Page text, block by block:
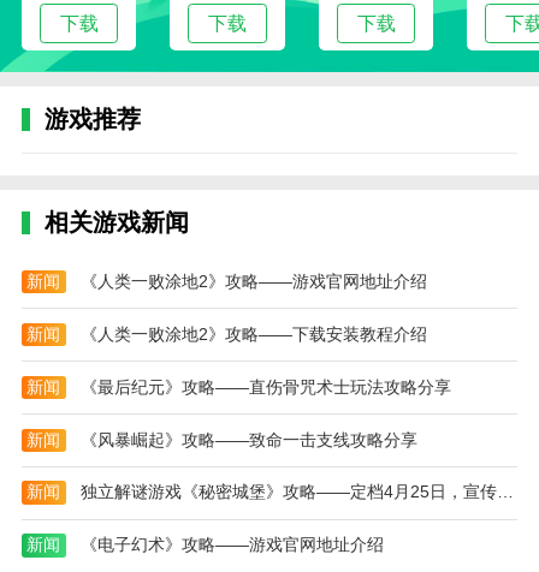
2、多样化订单挑战：每一位顾客都有独特要求，
鼓励宝宝仔细观察并灵活应对；
励星星，激励孩子积极探索更多食谱；
宝宝厨房做披萨游戏测评
宝宝厨房做披萨游戏以其温馨的画面风格和趣味化
的操作流程，深受家长和小朋友喜爱。游戏通过模拟披
萨制作过程，培养宝宝的动手能力和创意表达能力。丰
富的食材与个性化搭配让孩子在动脑筋的同时提升美感
与逻辑思维。任务系统设置恰到好处，既具有挑战性又
不失趣味性，非常适合低龄儿童作为早教游戏来使用。
如果你正在寻找一款适合孩子的厨房类游戏，那么宝宝
厨房做披萨游戏绝对是不容错过的优质之选。
本站为您提供宝宝厨房做披萨的 手机游戏 ，欢迎
大家记住本站网址，本站是您下载安卓手游app最好的
下载 下载 下载 下
游戏推荐
相关游戏新闻
新闻 《人类一败涂地2》攻略——游戏官网地址介绍
新闻 《人类一败涂地2》攻略——下载安装教程介绍
新闻 《最后纪元》攻略——直伤骨咒术士玩法攻略分享
新闻 《风暴崛起》攻略——致命一击支线攻略分享
新闻 独立解谜游戏《秘密城堡》攻略——定档4月25日，宣传片发布
新闻 《电子幻术》攻略——游戏官网地址介绍